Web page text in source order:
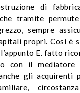
di
tramite
sempre
propri.Così è
E. fatto
con il
gli acquirenti